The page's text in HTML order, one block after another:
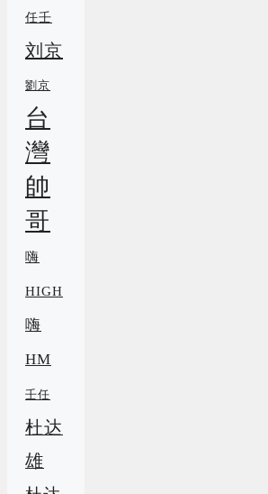
任壬
刘京
劉京
台
灣
帥
哥
嗨
HIGH
嗨
HM
壬任
杜达
雄